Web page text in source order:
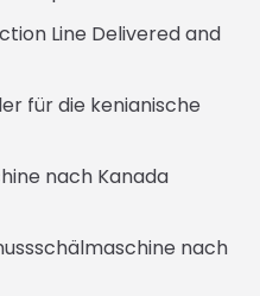
Line Delivered and
für die kenianische
nach Kanada
nach